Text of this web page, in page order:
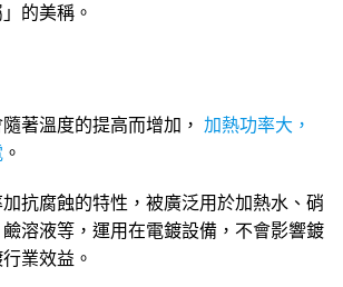
的美稱。
著溫度的提高而增加， 加熱功率大，
。
抗腐蝕的特性，被廣泛用於加熱水、硝
溶液等，運用在電鍍設備，不會影響鍍
業效益。